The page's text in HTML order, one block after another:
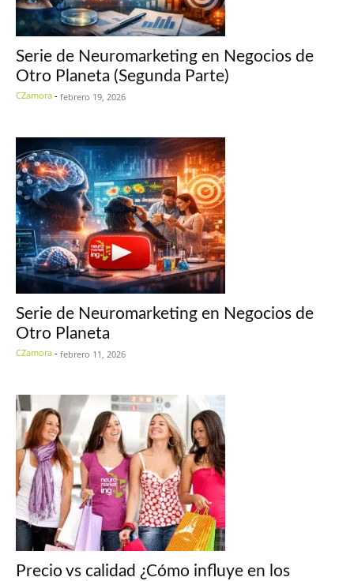
Serie de Neuromarketing en Negocios de
Otro Planeta (Segunda Parte)
CZamora - febrero 19, 2026
Serie de Neuromarketing en Negocios de
Otro Planeta
CZamora - febrero 11, 2026
Precio vs calidad ¿Cómo influye en los